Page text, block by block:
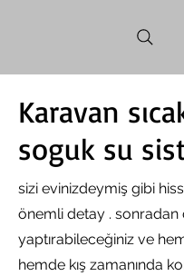
Karavan
soguk su
sizi evinizdeymiş gibi
önemli detay . sonradan
yaptırabileceğiniz ve
hemde kış zamanında